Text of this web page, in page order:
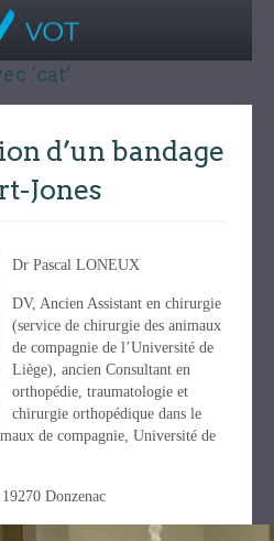
‘cat’
d’un bandage
Jones
Dr Pascal LONEUX
DV, Ancien Assistant en chirurgie
(service de chirurgie des animaux
de compagnie de l’Université de
Liège), ancien Consultant en
orthopédie, traumatologie et
chirurgie orthopédique dans le
de compagnie, Université de
Donzenac